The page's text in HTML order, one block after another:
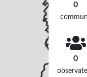
0
0